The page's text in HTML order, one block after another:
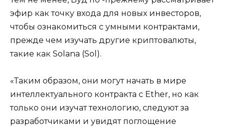
эфир как точку входа для новых инвесторов,
чтобы ознакомиться с умными контрактами,
прежде чем изучать другие криптовалюты,
такие как Solana (Sol).
«Таким образом, они могут начать в мире
интеллектуального контракта с Ether, но как
только они изучат технологию, следуют за
разработчиками и увидят поглощение